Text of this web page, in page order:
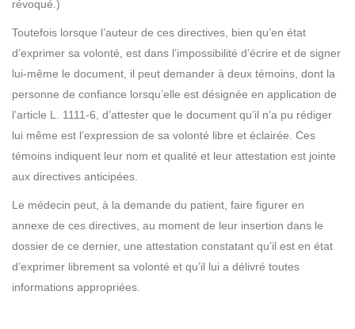
révoqué.)
Toutefois lorsque l’auteur de ces directives, bien qu’en état
d’exprimer sa volonté, est dans l’impossibilité d’écrire et de signer
lui-même le document, il peut demander à deux témoins, dont la
personne de confiance lorsqu’elle est désignée en application de
l’article L. 1111-6, d’attester que le document qu’il n’a pu rédiger
lui même est l’expression de sa volonté libre et éclairée. Ces
témoins indiquent leur nom et qualité et leur attestation est jointe
aux directives anticipées.
Le médecin peut, à la demande du patient, faire figurer en
annexe de ces directives, au moment de leur insertion dans le
dossier de ce dernier, une attestation constatant qu’il est en état
d’exprimer librement sa volonté et qu’il lui a délivré toutes
informations appropriées.